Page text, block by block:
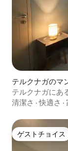
テルクナガのマ
テルクナガにあ
PIK 2
清潔さ ·快適さ ·
ゲストチョイス
ゲストチョイス